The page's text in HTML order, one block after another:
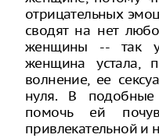
отрицательных
сводят на нет
женщины -- так
женщина устала,
волнение, ее
нуля. В
помочь ей
привлекательной и